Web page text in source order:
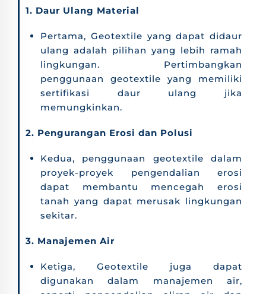
1. Daur Ulang Material
Pertama, Geotextile yang dapat didaur
ulang adalah pilihan yang lebih ramah
lingkungan. Pertimbangkan
penggunaan geotextile yang memiliki
sertifikasi daur ulang jika
memungkinkan.
2. Pengurangan Erosi dan Polusi
Kedua, penggunaan geotextile dalam
proyek-proyek pengendalian erosi
dapat membantu mencegah erosi
tanah yang dapat merusak lingkungan
sekitar.
3. Manajemen Air
Ketiga, Geotextile juga dapat
digunakan dalam manajemen air,